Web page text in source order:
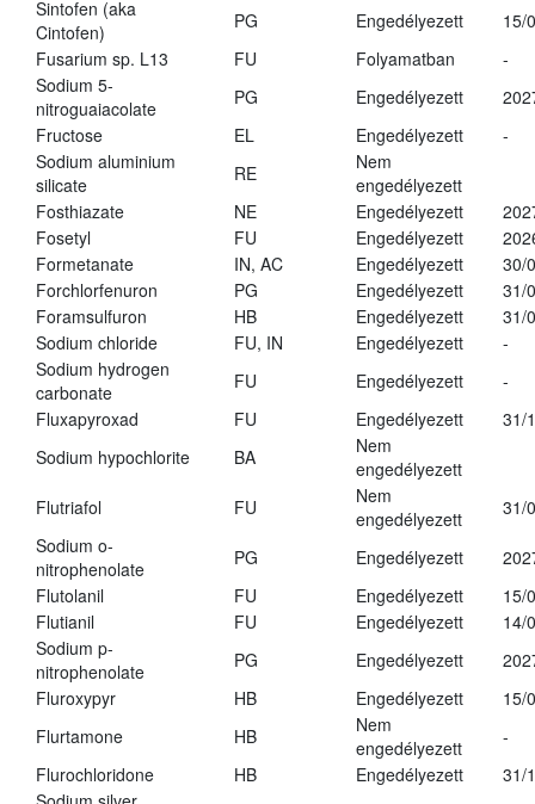
Sintofen (aka
Cintofen)
PG Engedélyezett
15/
Fusarium sp. L13
FU Folyamatban
-
Sodium 5-
nitroguaiacolate
PG Engedélyezett
Fructose
EL Engedélyezett
-
Sodium aluminium
silicate
RE
Nem
engedélyezett
Fosthiazate
NE Engedélyezett
Fosetyl
FU Engedélyezett
Formetanate
IN, AC Engedélyezett
30/
Forchlorfenuron
PG Engedélyezett
31/
Foramsulfuron
HB Engedélyezett
31/
Sodium chloride
FU, IN Engedélyezett
-
Sodium hydrogen
carbonate
FU Engedélyezett
-
Fluxapyroxad
FU Engedélyezett
31/
Sodium hypochlorite
BA
Nem
engedélyezett
Flutriafol
FU
Nem
engedélyezett
31/
Sodium o-
nitrophenolate
PG Engedélyezett
Flutolanil
FU Engedélyezett
15/
Flutianil
FU Engedélyezett
14/
Sodium p-
nitrophenolate
PG Engedélyezett
Fluroxypyr
HB Engedélyezett
15/
Flurtamone
HB
Nem
engedélyezett
-
Flurochloridone
HB Engedélyezett
31/